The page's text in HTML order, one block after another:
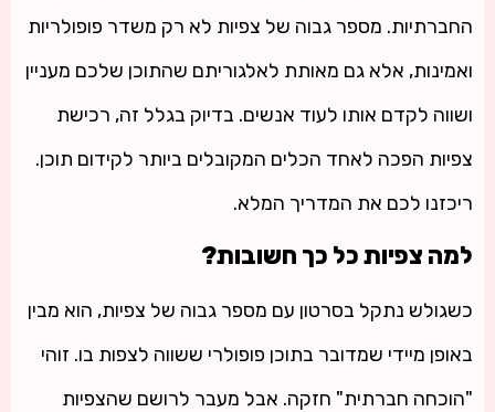
החברתיות. מספר גבוה של צפיות לא רק משדר פופולריות
ואמינות, אלא גם מאותת לאלגוריתם שהתוכן שלכם מעניין
ושווה לקדם אותו לעוד אנשים. בדיוק בגלל זה, רכישת
צפיות הפכה לאחד הכלים המקובלים ביותר לקידום תוכן.
ריכזנו לכם את המדריך המלא.
למה צפיות כל כך חשובות?
כשגולש נתקל בסרטון עם מספר גבוה של צפיות, הוא מבין
באופן מיידי שמדובר בתוכן פופולרי ששווה לצפות בו. זוהי
"הוכחה חברתית" חזקה. אבל מעבר לרושם שהצפיות